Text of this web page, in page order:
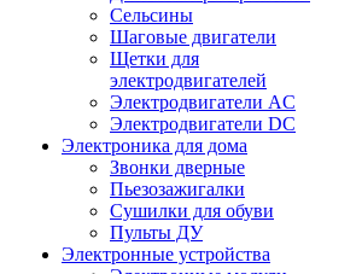
Сельсины
Шаговые двигатели
Щетки для
электродвигателей
Электродвигатели AC
Электродвигатели DC
Электроника для дома
Звонки дверные
Пьезозажигалки
Сушилки для обуви
Пульты ДУ
Электронные устройства